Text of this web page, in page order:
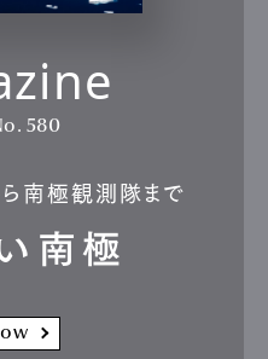
580
ら南極観測隊まで
南極